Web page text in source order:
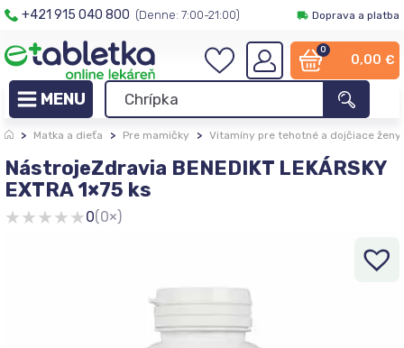
+421 915 040 800 (Denne: 7:00-21:00) Doprava a platba
0
0,00 €
> Matka a dieťa > Pre mamičky > Vitamíny pre tehotné a dojčiace ženy
NástrojeZdravia BENEDIKT LEKÁRSKY
EXTRA 1×75 ks
★★★★★0(0×)